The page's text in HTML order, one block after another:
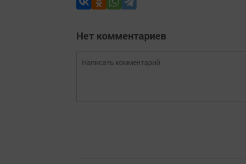
Нет комментариев